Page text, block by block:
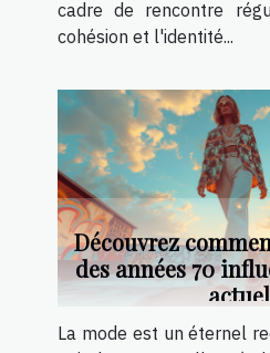
cadre de rencontre
cohésion et l'identité...
Découvrez
des années 70
La mode est un éternel